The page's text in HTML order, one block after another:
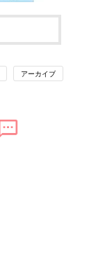
アーカイブ